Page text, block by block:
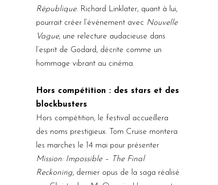
République. Richard Linklater, quant à lui,
pourrait créer l’événement avec Nouvelle
Vague, une relecture audacieuse dans
l’esprit de Godard, décrite comme un
hommage vibrant au cinéma.
Hors compétition : des stars et des
blockbusters
Hors compétition, le festival accueillera
des noms prestigieux. Tom Cruise montera
les marches le 14 mai pour présenter
Mission: Impossible – The Final
Reckoning, dernier opus de la saga réalisé